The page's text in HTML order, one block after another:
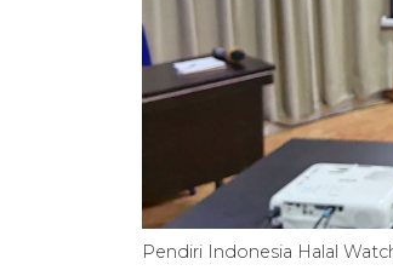
Pendiri Indonesia Halal